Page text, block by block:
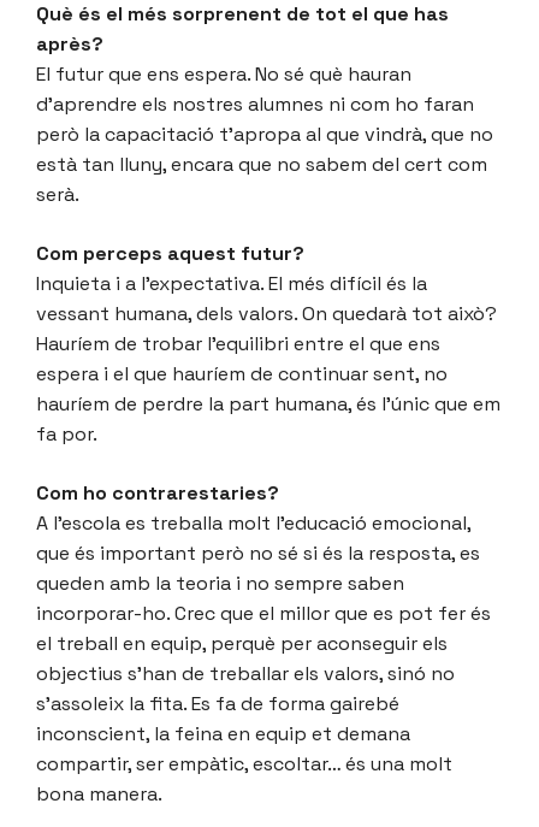
Què és el més sorprenent de tot el que has
après?
El futur que ens espera. No sé què hauran
d’aprendre els nostres alumnes ni com ho faran
però la capacitació t’apropa al que vindrà, que no
està tan lluny, encara que no sabem del cert com
serà.
Com perceps aquest futur?
Inquieta i a l’expectativa. El més difícil és la
vessant humana, dels valors. On quedarà tot això?
Hauríem de trobar l’equilibri entre el que ens
espera i el que hauríem de continuar sent, no
hauríem de perdre la part humana, és l’únic que em
fa por.
Com ho contrarestaries?
A l’escola es treballa molt l’educació emocional,
que és important però no sé si és la resposta, es
queden amb la teoria i no sempre saben
incorporar-ho. Crec que el millor que es pot fer és
el treball en equip, perquè per aconseguir els
objectius s’han de treballar els valors, sinó no
s’assoleix la fita. Es fa de forma gairebé
inconscient, la feina en equip et demana
compartir, ser empàtic, escoltar… és una molt
bona manera.